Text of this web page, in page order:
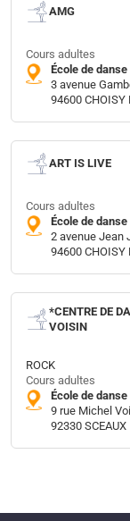
AMG
Cours adultes
École de danse
3 avenue
94600 CHOISY
ART IS LIVE
Cours adultes
École de danse
2 avenue Jean
94600 CHOISY
*CENTRE DE
VOISIN
ROCK
Cours adultes
École de danse
9 rue Michel
92330 SCEAUX